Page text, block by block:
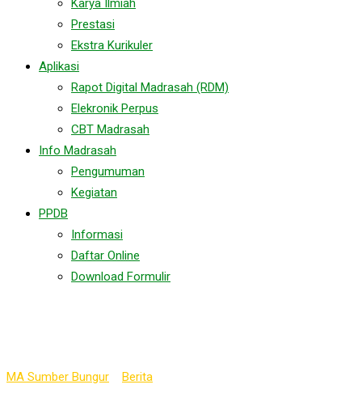
Karya Ilmiah
Prestasi
Ekstra Kurikuler
Aplikasi
Rapot Digital Madrasah (RDM)
Elekronik Perpus
CBT Madrasah
Info Madrasah
Pengumuman
Kegiatan
PPDB
Informasi
Daftar Online
Download Formulir
MA Sumber Bungur Berita